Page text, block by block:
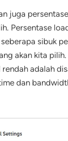
juga
Persentase
sibuk
akan kita pilih.
adalah
dan